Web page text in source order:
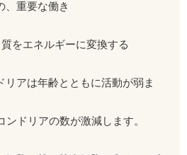
、重要な働き
をエネルギーに変換する
リアは年齢とともに活動が弱ま
ドリアの数が激減します。